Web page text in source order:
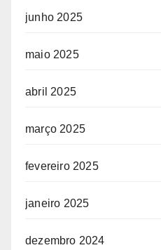
junho 2025
maio 2025
abril 2025
março 2025
fevereiro 2025
janeiro 2025
dezembro 2024